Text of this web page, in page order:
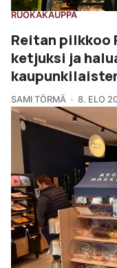
RUOKAKAUPPA
Reitan pilkkoo
ketjuksi ja
SAMI TÖRMÄ 8. ELO